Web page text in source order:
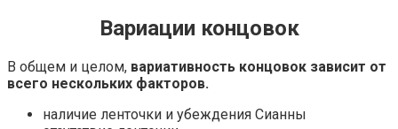
Вариации концовок
В общем и целом, вариативность концовок зависит от
всего нескольких факторов.
наличие ленточки и убеждения Сианны